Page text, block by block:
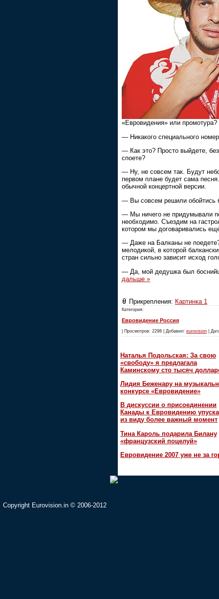
«Евровидения» или промотура?
— Никакого специального
— Как это? Просто выйдете,
споете?
— Ну, не совсем так. Будут
первом плане будет сама
обычной концертной версии.
— Вы совсем решили обойтись
— Мы ничего не придумывали
необходимо. Съездим на
котором мы договаривались
— Даже на Балканы не
мелодикой, в которой
стран сильно зависит исход
— Да, мой дедушка был
дальше »
Прикрепления: Картинка 1
Категория:
Евровидение Россия
| Просмотров: 2298 | Добавил: eurovision |
Наталья Подольская: За свою
«свободу» я предлагала
Каминскому сто тысяч
Лидия Беженару на
конкурсе «Евровидение»
В дискуссии о присоединении
Канады к Евровидению
из виду более важный момент
Тина Кароль подарила Билану
«французский поцелуй»
Евровидение 2007 уже не за
Copyright Eurovision.in © 2006-2012